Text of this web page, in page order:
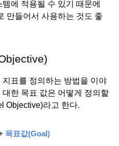
에 적용될 수 있기 때문에
만들어서 사용하는 것도 좋
표를 정의하는 방법을 이야
한 목표 값은 어떻게 정의할
Objective)라고 한다.
목표값(Goal)